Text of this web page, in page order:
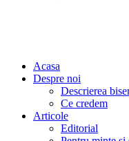
Acasa
Despre noi
Descrierea
Ce credem
Articole
Editorial